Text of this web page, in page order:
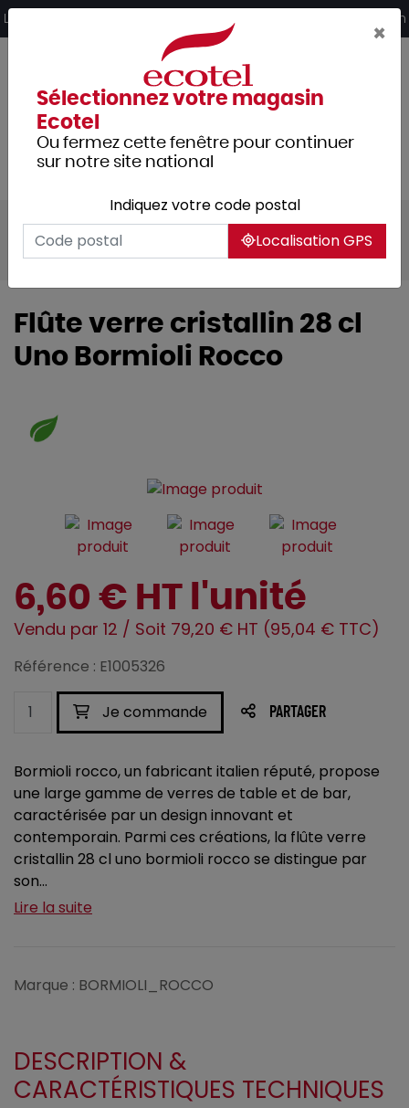
Livraison offerte dès 249€ HT d’achat et retrait 2h en magasin
Tous les produits
Arts de la table
Verrerie
Flûte verre cristallin 28 cl
Uno Bormioli Rocco
6,60 € HT l'unité
Vendu par 12 / Soit 79,20 € HT (95,04 € TTC)
Référence : E1005326
Je commande PARTAGER
Bormioli rocco, un fabricant italien réputé, propose
une large gamme de verres de table et de bar,
caractérisée par un design innovant et
contemporain. Parmi ces créations, la flûte verre
cristallin 28 cl uno bormioli rocco se distingue par
son...
Lire la suite
Marque : BORMIOLI_ROCCO
DESCRIPTION &
CARACTÉRISTIQUES TECHNIQUES
×
Sélectionnez votre magasin
Ecotel
Ou fermez cette fenêtre pour continuer
sur notre site national
Indiquez votre code postal
Localisation GPS
Panneau de gestion des cookies